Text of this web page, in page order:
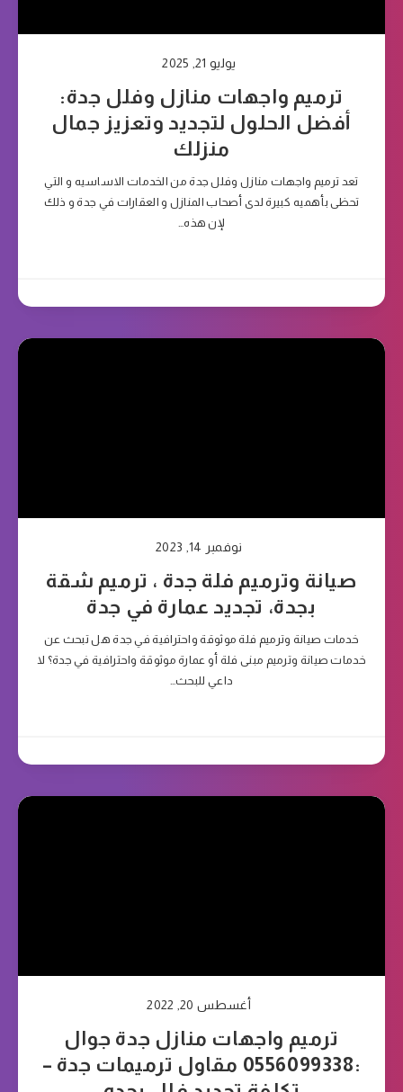
يوليو 21, 2025
ترميم واجهات منازل وفلل جدة:
أفضل الحلول لتجديد وتعزيز جمال
منزلك
تعد ترميم واجهات منازل وفلل جدة من الخدمات الاساسيه و التي
تحظى بأهميه كبيرة لدى أصحاب المنازل و العقارات في جدة و ذلك
لإن هذه…
نوفمبر 14, 2023
صيانة وترميم فلة جدة ، ترميم شقة
بجدة، تجديد عمارة في جدة
خدمات صيانة وترميم فلة موثوقة واحترافية في جدة هل تبحث عن
خدمات صيانة وترميم مبنى فلة أو عمارة موثوقة واحترافية في جدة؟ لا
داعي للبحث…
أغسطس 20, 2022
ترميم واجهات منازل جدة جوال
:0556099338 مقاول ترميمات جدة –